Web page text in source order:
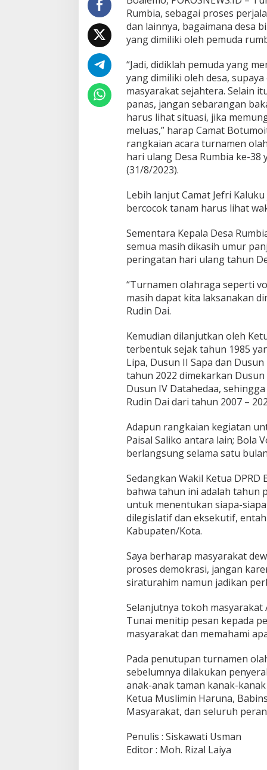
m
b
a
n
k
a
n
Rumbia, sebagai proses
dan lainnya, bagaimana desa
yang dimiliki oleh pemuda
“Jadi, didiklah pemuda yang
yang dimiliki oleh desa,
masyarakat sejahtera. Selain
panas, jangan sebarangan
harus lihat situasi, jika
meluas,” harap Camat
rangkaian acara turnamen
hari ulang Desa Rumbia ke-
(31/8/2023).
Lebih lanjut Camat Jefri
bercocok tanam harus lihat
Sementara Kepala Desa
semua masih dikasih umur
peringatan hari ulang tahun
“Turnamen olahraga seperti
masih dapat kita laksanakan
Rudin Dai.
Kemudian dilanjutkan oleh
terbentuk sejak tahun 1985
Lipa, Dusun II Sapa dan
tahun 2022 dimekarkan
Dusun IV Datahedaa,
Rudin Dai dari tahun 2007 –
Adapun rangkaian kegiatan
Paisal Saliko antara lain; Bola
berlangsung selama satu
Sedangkan Wakil Ketua
bahwa tahun ini adalah tahun
untuk menentukan siapa-
dilegislatif dan eksekutif, entah
Kabupaten/Kota.
Saya berharap masyarakat
proses demokrasi, jangan
siraturahim namun jadikan
Selanjutnya tokoh
Tunai menitip pesan kepada
masyarakat dan memahami
Pada penutupan turnamen
sebelumnya dilakukan
anak-anak taman kanak-
Ketua Muslimin Haruna,
Masyarakat, dan seluruh
Penulis : Siskawati Usman
Editor : Moh. Rizal Laiya